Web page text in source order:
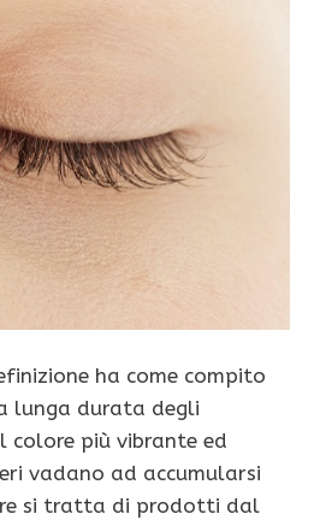
ha come compito
lunga durata degli
colore più vibrante ed
vadano ad accumularsi
si tratta di prodotti dal